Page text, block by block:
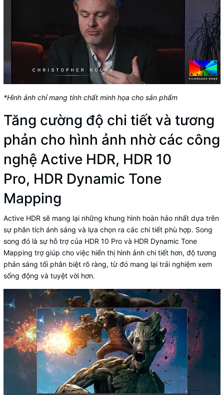
*Hình ảnh chỉ mang tính chất minh họa cho sản phẩm
Tăng cường độ chi tiết và tương
phản cho hình ảnh nhờ các công
nghệ Active HDR, HDR 10
Pro, HDR Dynamic Tone
Mapping
Active HDR sẽ mang lại những khung hình hoàn hảo nhất dựa trên
sự phân tích ánh sáng và lựa chọn ra các chi tiết phù hợp. Song
song đó là sự hỗ trợ của HDR 10 Pro và HDR Dynamic Tone
Mapping trợ giúp cho việc hiển thị hình ảnh chi tiết hơn, độ tương
phản sáng tối phân biệt rõ ràng, từ đó mang lại trải nghiệm xem
sống động và tuyệt vời hơn.